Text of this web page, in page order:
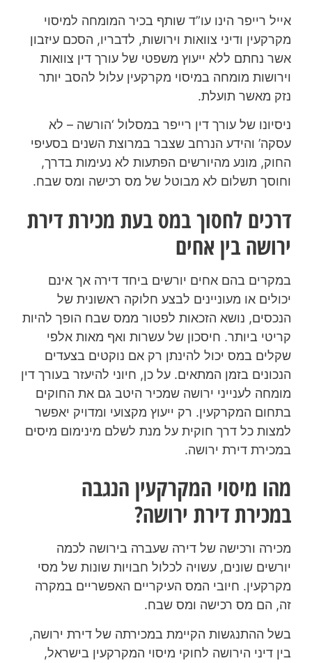
אייל רייפר הינו עו”ד שותף בכיר המומחה למיסוי
מקרקעין ודיני צוואות וירושות, לדבריו, הסכם עיזבון
אשר נחתם ללא ייעוץ משפטי של עורך דין צוואות
וירושות מומחה במיסוי מקרקעין עלול להסב יותר
נזק מאשר תועלת.
ניסיונו של עורך דין רייפר במסלול ‘הורשה – לא
עסקה’ והידע הנרחב שצבר במרוצת השנים בסעיפי
החוק, מונע מהיורשים הפתעות לא נעימות בדרך,
וחוסך תשלום לא מבוטל של מס רכישה ומס שבח.
דרכים לחסוך במס בעת מכירת דירת
ירושה בין אחים
במקרים בהם אחים יורשים ביחד דירה אך אינם
יכולים או מעוניינים לבצע חלוקה ראשונית של
הנכסים, נושא הזכאות לפטור ממס שבח הופך להיות
קריטי ביותר. חיסכון של עשרות ואף מאות אלפי
שקלים במס יכול להינתן רק אם נוקטים בצעדים
הנכונים בזמן המתאים. על כן, חיוני להיעזר בעורך דין
מומחה לענייני ירושה שמכיר היטב גם את החוקים
בתחום המקרקעין. רק ייעוץ מקצועי ומדויק יאפשר
למצות כל דרך חוקית על מנת לשלם מינימום מיסים
במכירת דירת ירושה.
מהו מיסוי המקרקעין הנגבה
במכירת דירת ירושה?
מכירה ורכישה של דירה שעברה בירושה לכמה
יורשים שונים, עשויה לכלול חבויות שונות של מסי
מקרקעין. חיובי המס העיקריים האפשריים במקרה
זה, הם מס רכישה ומס שבח.
בשל ההתנגשות הקיימת במכירתה של דירת ירושה,
בין דיני הירושה לחוקי מיסוי המקרקעין בישראל,